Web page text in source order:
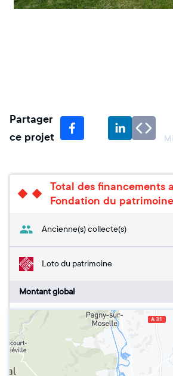
Partager
ce projet
Total des financements
Fondation du patrimoine
Ancienne(s) collecte(s)
Loto du patrimoine
Montant global